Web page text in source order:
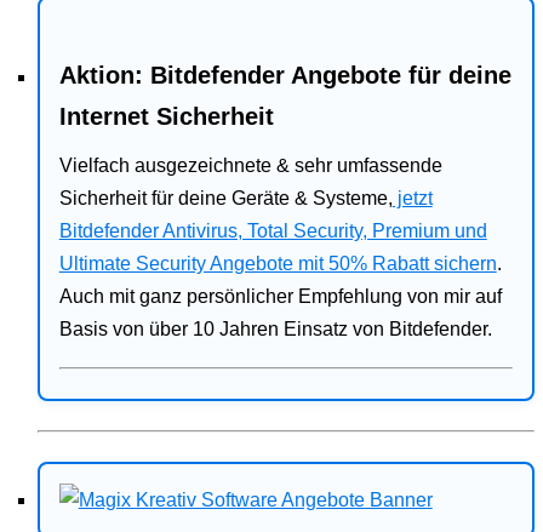
Aktion: Bitdefender Angebote für deine
Internet Sicherheit
Vielfach ausgezeichnete & sehr umfassende
Sicherheit für deine Geräte & Systeme, jetzt
Bitdefender Antivirus, Total Security, Premium und
Ultimate Security Angebote mit 50% Rabatt sichern.
Auch mit ganz persönlicher Empfehlung von mir auf
Basis von über 10 Jahren Einsatz von Bitdefender.